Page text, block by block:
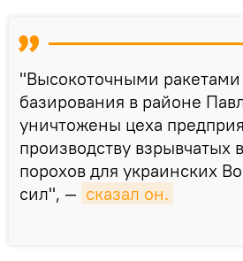
"Высокоточными
базирования в районе
уничтожены цеха
производству взрывчатых
порохов для украинских
сил", — сказал он.